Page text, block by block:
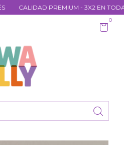
CALIDAD PREMIUM - 3X2 EN TODA
0